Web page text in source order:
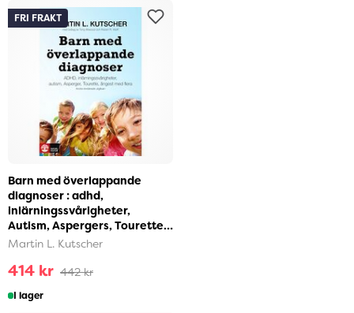
Barn med överlappande
diagnoser : adhd,
inlärningssvårigheter,
Autism, Aspergers, Tourette,
ångest mfl (inbunden)
Martin L. Kutscher
414 kr 442 kr
FRI FRAKT
I lager